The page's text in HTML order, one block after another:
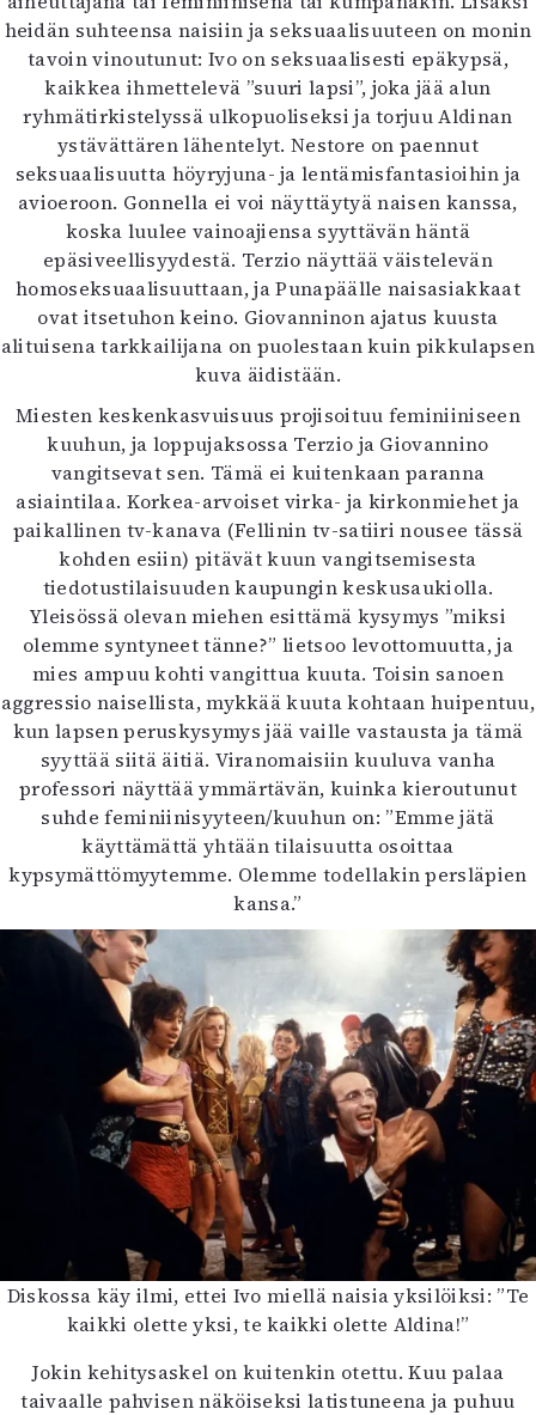
heidän suhteensa naisiin ja seksuaalisuuteen on monin
tavoin vinoutunut: Ivo on seksuaalisesti epäkypsä,
kaikkea ihmettelevä ”suuri lapsi”, joka jää alun
ryhmätirkistelyssä ulkopuoliseksi ja torjuu Aldinan
ystävättären lähentelyt. Nestore on paennut
seksuaalisuutta höyryjuna- ja lentämisfantasioihin ja
avioeroon. Gonnella ei voi näyttäytyä naisen kanssa,
koska luulee vainoajiensa syyttävän häntä
epäsiveellisyydestä. Terzio näyttää väistelevän
homoseksuaalisuuttaan, ja Punapäälle naisasiakkaat
ovat itsetuhon keino. Giovanninon ajatus kuusta
alituisena tarkkailijana on puolestaan kuin pikkulapsen
kuva äidistään.
Miesten keskenkasvuisuus projisoituu feminiiniseen
kuuhun, ja loppujaksossa Terzio ja Giovannino
vangitsevat sen. Tämä ei kuitenkaan paranna
asiaintilaa. Korkea-arvoiset virka- ja kirkonmiehet ja
paikallinen tv-kanava (Fellinin tv-satiiri nousee tässä
kohden esiin) pitävät kuun vangitsemisesta
tiedotustilaisuuden kaupungin keskusaukiolla.
Yleisössä olevan miehen esittämä kysymys ”miksi
olemme syntyneet tänne?” lietsoo levottomuutta, ja
mies ampuu kohti vangittua kuuta. Toisin sanoen
aggressio naisellista, mykkää kuuta kohtaan huipentuu,
kun lapsen peruskysymys jää vaille vastausta ja tämä
syyttää siitä äitiä. Viranomaisiin kuuluva vanha
professori näyttää ymmärtävän, kuinka kieroutunut
suhde feminiinisyyteen/kuuhun on: ”Emme jätä
käyttämättä yhtään tilaisuutta osoittaa
kypsymättömyytemme. Olemme todellakin persläpien
kansa.”
Diskossa käy ilmi, ettei Ivo miellä naisia yksilöiksi: ”Te
kaikki olette yksi, te kaikki olette Aldina!”
Jokin kehitysaskel on kuitenkin otettu. Kuu palaa
taivaalle pahvisen näköiseksi latistuneena ja puhuu